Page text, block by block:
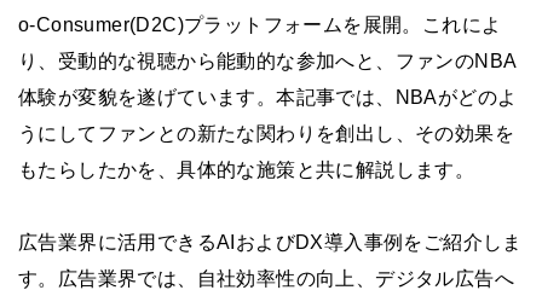
o-Consumer(D2C)プラットフォームを展開。これによ
り、受動的な視聴から能動的な参加へと、ファンのNBA
体験が変貌を遂げています。本記事では、NBAがどのよ
うにしてファンとの新たな関わりを創出し、その効果を
もたらしたかを、具体的な施策と共に解説します。
広告業界に活用できるAIおよびDX導入事例をご紹介しま
す。広告業界では、自社効率性の向上、デジタル広告へ